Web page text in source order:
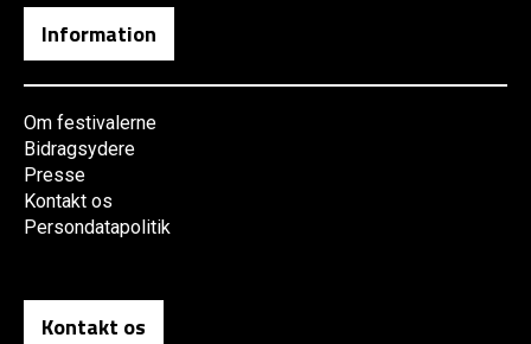
Information
Om festivalerne
Bidragsydere
Presse
Kontakt os
Persondatapolitik
Kontakt os